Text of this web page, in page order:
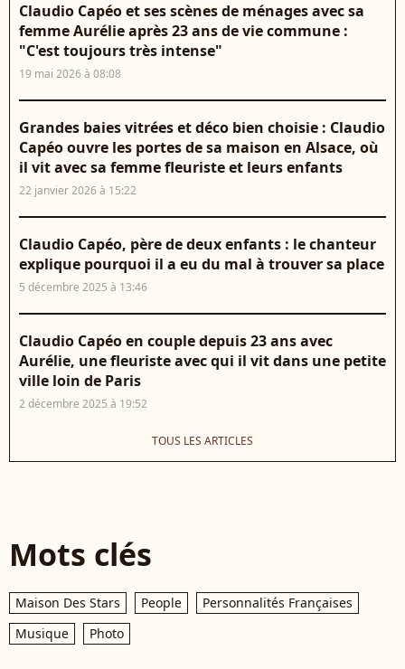
Claudio Capéo et ses scènes de ménages avec sa
femme Aurélie après 23 ans de vie commune :
"C'est toujours très intense"
19 mai 2026 à 08:08
Grandes baies vitrées et déco bien choisie : Claudio
Capéo ouvre les portes de sa maison en Alsace, où
il vit avec sa femme fleuriste et leurs enfants
22 janvier 2026 à 15:22
Claudio Capéo, père de deux enfants : le chanteur
explique pourquoi il a eu du mal à trouver sa place
5 décembre 2025 à 13:46
Claudio Capéo en couple depuis 23 ans avec
Aurélie, une fleuriste avec qui il vit dans une petite
ville loin de Paris
2 décembre 2025 à 19:52
TOUS LES ARTICLES
Mots clés
Maison Des Stars People
Personnalités Françaises
Musique
Photo